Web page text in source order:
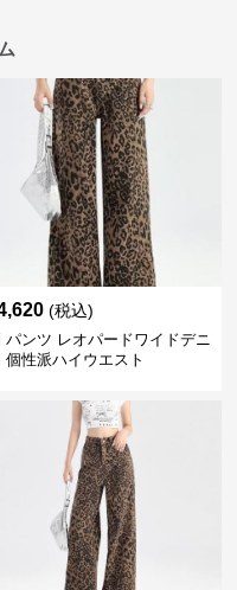
(税込)
パンツ レオパードワイドデニ
個性派ハイウエスト